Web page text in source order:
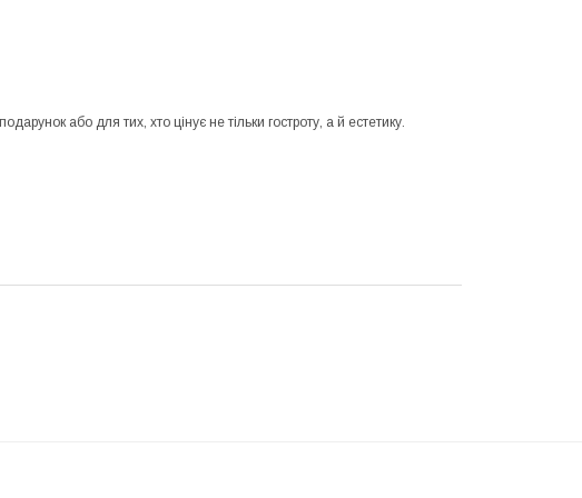
або для тих, хто цінує не тільки гостроту, а й естетику.